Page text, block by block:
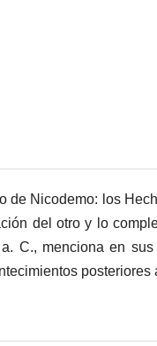
de Nicodemo: los
del otro y lo
C., menciona en
posteriores